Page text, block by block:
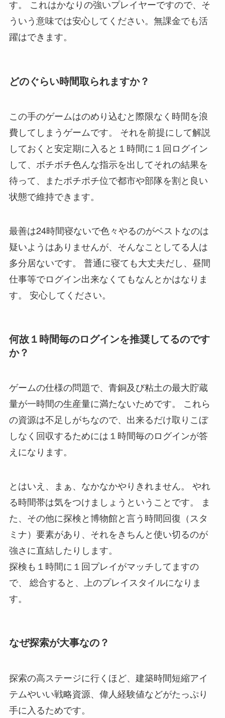
す。 これはかなりの強いプレイヤーですので、そ
ういう意味では安心してください。無課金でも活
躍はできます。
どのぐらい時間取られますか？
この手のゲームはのめり込むと際限なく時間を浪
費してしまうゲームです。 それを前提にして解説
しておくと安定期に入ると１時間に１回ログイン
して、ボチボチ色んな指示を出してそれの結果を
待って、またポチポチ位で都市や部隊を割と良い
状態で維持できます。
最善は24時間寝ないで色々やるのがベストなのは
疑いようはありませんが、そんなことしてる人は
多分居ないです。 普通に寝ても大丈夫だし、昼間
仕事等でログイン出来なくてもなんとかはなりま
す。 安心してください。
何故１時間毎のログインを推奨してるのです
か？
ゲームの仕様の問題で、青銅及び粘土の最大貯蔵
量が一時間の生産量に満たないためです。 これら
の資源は不足しがちなので、出来るだけ取りこぼ
しなく回収するためには１時間毎のログインが答
えになります。
とはいえ、まぁ、なかなかやりきれません。 やれ
る時間帯は気をつけましょうということです。 ま
た、その他に探検と博物館と言う時間回復（スタ
ミナ）要素があり、それをきちんと使い切るのが
強さに直結したりします。
探検も１時間に１回プレイがマッチしてますの
で、 総合すると、上のプレイスタイルになりま
す。
なぜ探索が大事なの？
探索の高ステージに行くほど、建築時間短縮アイ
テムやいい戦略資源、偉人経験値などがたっぷり
手に入るためです。